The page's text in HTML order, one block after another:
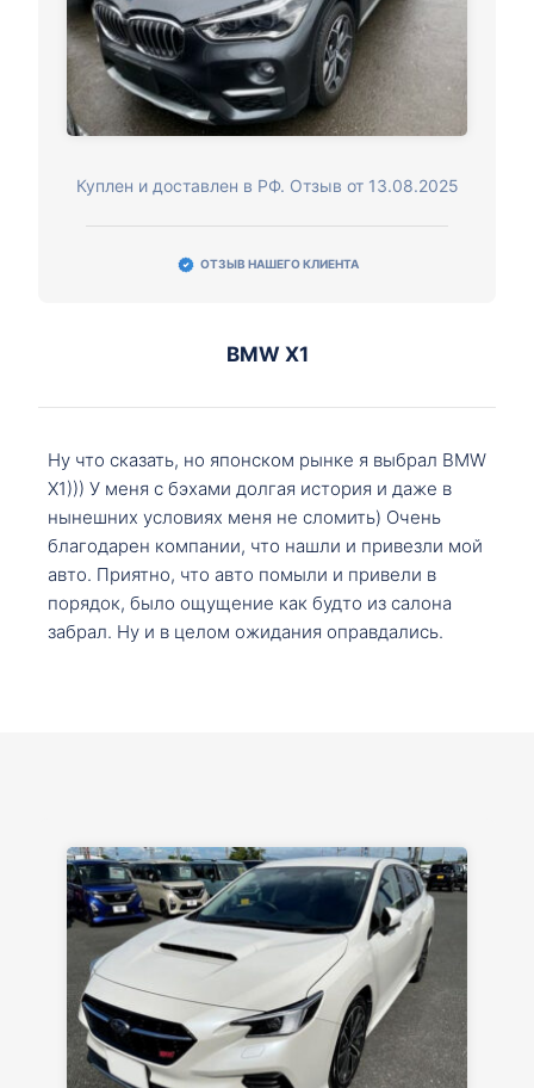
Куплен и доставлен в РФ. Отзыв от 13.08.2025
ОТЗЫВ НАШЕГО КЛИЕНТА
BMW X1
Ну что сказать, но японском рынке я выбрал BMW
X1))) У меня с бэхами долгая история и даже в
нынешних условиях меня не сломить) Очень
благодарен компании, что нашли и привезли мой
авто. Приятно, что авто помыли и привели в
порядок, было ощущение как будто из салона
забрал. Ну и в целом ожидания оправдались.